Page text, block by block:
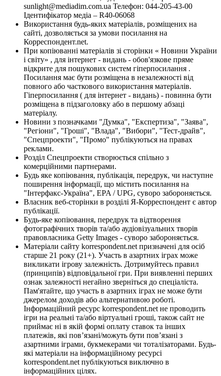
sunlight@mediadim.com.ua Телефон: 044-205-43-00
Ідентифікатор медіа – R40-06068
Використання будь-яких матеріалів, розміщених на
сайті, дозволяється за умови посилання на
Корреспондент.net.
При копіюванні матеріалів зі сторінки « Новини України
і світу» , для інтернет - видань - обов'язкове пряме
відкрите для пошукових систем гіперпосилання .
Посилання має бути розміщена в незалежності від
повного або часткового використання матеріалів.
Гіперпосилання ( для інтернет - видань) - повинна бути
розміщена в підзаголовку або в першому абзаці
матеріалу.
Новини з позначками "Думка", "Експертиза", "Заява",
"Регіони", "Гроші", "Влада", "Вибори", "Тест-драйв",
"Спецпроекти", "Промо" публікуються на правах
реклами.
Розділ Спецпроекти створюється спільно з
комерційними партнерами.
Будь яке копіювання, публікація, передрук, чи наступне
поширення інформації, що містить посилання на
"Інтерфакс-Україна", EPA / UPG, суворо забороняється.
Власник веб-сторінки в розділі Я-Корреспондент є автор
публікації.
Будь-яке копіювання, передрук та відтворення
фотографічних творів та/або аудіовізуальних творів
правовласника Getty Images - суворо забороняється.
Матеріали сайту korrespondent.net призначені для осіб
старше 21 року (21+). Участь в азартних іграх може
викликати ігрову залежність. Дотримуйтесь правил
(принципів) відповідальної гри. При виявленні перших
ознак залежності негайно зверніться до спеціаліста.
Пам'ятайте, що участь в азартних іграх не може бути
джерелом доходів або альтернативою роботі.
Інформаційний ресурс korrespondent.net не проводить
ігри на реальні та/або віртуальні гроші, також сайт не
приймає ні в якій формі оплату ставок та інших
платежів, які пов’язані/можуть бути пов’язані з
азартними іграми, букмекерами чи тоталізаторами. Будь-
які матеріали на інформаційному ресурсі
korrespondent.net публікуються виключно в
інформаційних цілях.